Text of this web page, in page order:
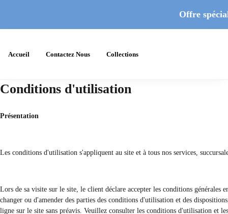
Offre
Accueil Contactez Nous Collections
Conditions d'utilisation
Présentation
Les conditions d'utilisation s'appliquent au site et à tous nos services,
Lors de sa visite sur le site, le client déclare accepter les conditions générales
changer ou d'amender des parties des conditions d'utilisation et des
ligne sur le site sans préavis. Veuillez consulter les conditions d'utilisation et